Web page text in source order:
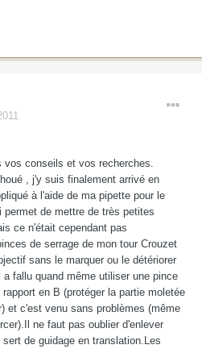
conseils et vos recherches.
, j'y suis finalement arrivé en
à l'aide de ma pipette pour le
de mettre de très petites
ce n'était cependant pas
de serrage de mon tour Crouzet
sans le marquer ou le détériorer
fallu quand même utiliser une pince
en B (protéger la partie moletée
et c'est venu sans problèmes (même
ne faut pas oublier d'enlever
de guidage en translation.Les